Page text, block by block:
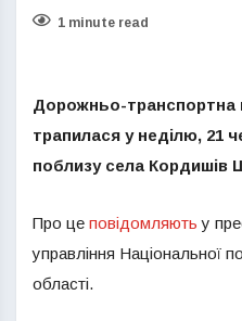
1 minute read
Дорожньо-транспортна
трапилася у неділю, 21
поблизу села Кордишів
Про це повідомляють у
управління Національної
області.